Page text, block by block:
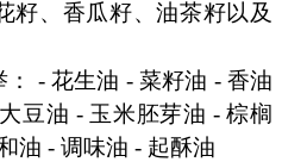
籽、香瓜籽、油茶籽以及
- 花生油 - 菜籽油 - 香油
豆油 - 玉米胚芽油 - 棕榈
油 - 调味油 - 起酥油